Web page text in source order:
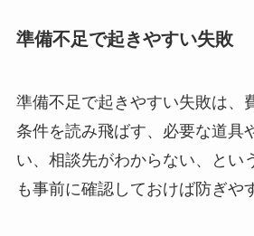
準備不足で起きやすい失敗
準備不足で起きやすい失敗は、
条件を読み飛ばす、必要な道具
い、相談先がわからない、とい
も事前に確認しておけば防ぎや